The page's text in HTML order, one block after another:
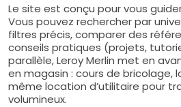
Le site est conçu pour vous
Vous pouvez rechercher par
filtres précis, comparer des
conseils pratiques (projets,
parallèle, Leroy Merlin met en
en magasin : cours de bricolage,
même location d’utilitaire pour
volumineux.